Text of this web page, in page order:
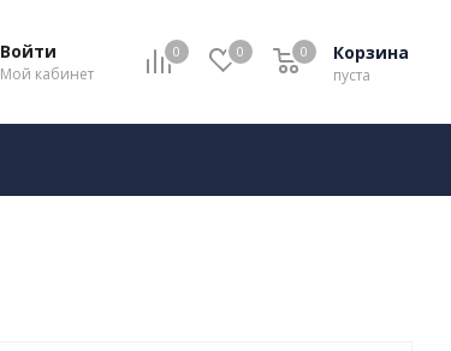
0 0 Корзина
пуста
0
Войти
Мой кабинет